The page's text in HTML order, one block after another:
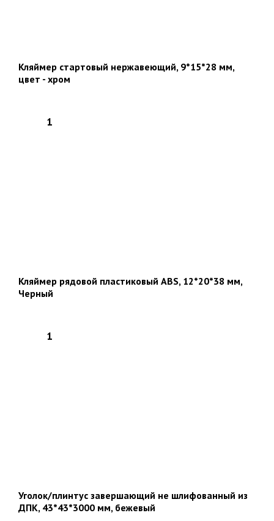
Кляймер стартовый нержавеющий, 9*15*28 мм,
цвет - хром
Кляймер рядовой пластиковый ABS, 12*20*38 мм,
Черный
Уголок/плинтус завершающий не шлифованный из
ДПК, 43*43*3000 мм, бежевый